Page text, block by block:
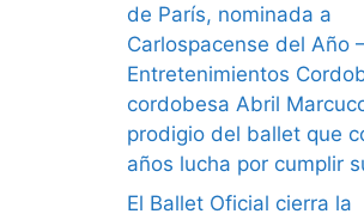
de París, nominada a
Carlospacense del Año
Entretenimientos
cordobesa Abril
prodigio del ballet que
años lucha por cumplir
El Ballet Oficial cierra la